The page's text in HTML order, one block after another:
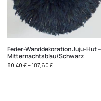
Feder-Wanddekoration Juju-Hut –
Mitternachtsblau/Schwarz
80,40 €–187,60 €